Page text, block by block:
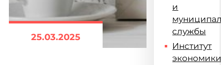
25.03.2025
и
службы
Институт